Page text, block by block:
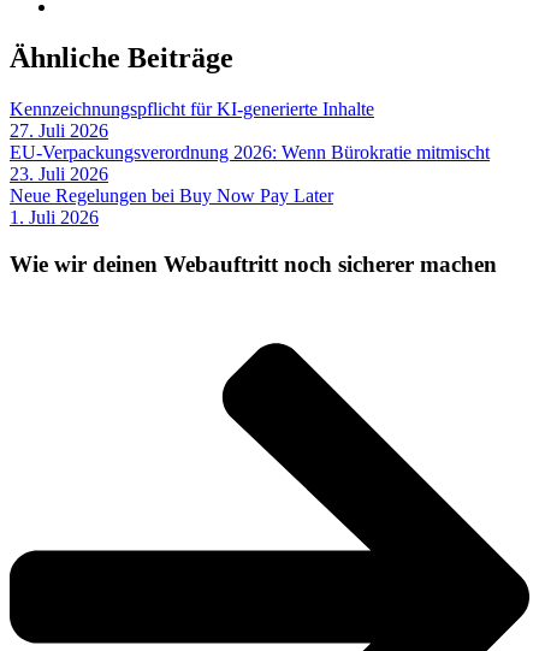
Ähnliche Beiträge
Kennzeichnungspflicht für KI-generierte Inhalte
27. Juli 2026
EU-Verpackungsverordnung 2026: Wenn Bürokratie mitmischt
23. Juli 2026
Neue Regelungen bei Buy Now Pay Later
1. Juli 2026
Wie wir deinen Webauftritt noch sicherer machen